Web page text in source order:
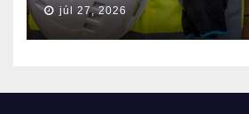
júl 27, 2026